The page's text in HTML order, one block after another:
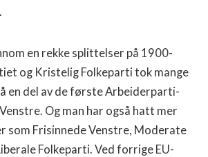
en rekke splittelser på 1900-
og Kristelig Folkeparti tok mange
en del av de første Arbeiderparti-
Og man har også hatt mer
som Frisinnede Venstre, Moderate
Folkeparti. Ved forrige EU-